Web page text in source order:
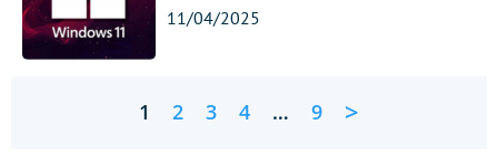
11/04/2025
1 2 3 4 … 9 >